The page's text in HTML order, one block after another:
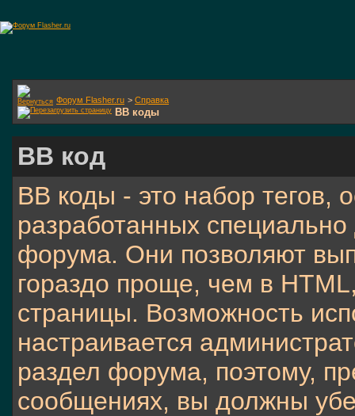
Форум Flasher.ru > Справка
BB коды
BB код
BB коды - это набор тегов,
разработанных
форума. Они позволяют
гораздо проще, чем в
страницы. Возможность
настраивается
раздел форума, поэтому,
сообщениях, вы должны